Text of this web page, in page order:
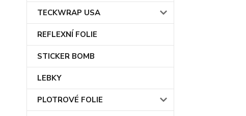
TECKWRAP USA
REFLEXNÍ FOLIE
STICKER BOMB
LEBKY
PLOTROVÉ FOLIE